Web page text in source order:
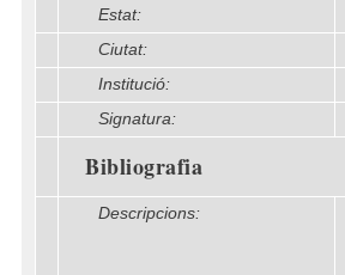
Estat:
Ciutat:
Institució:
Signatura:
Bibliografia
Descripcions: